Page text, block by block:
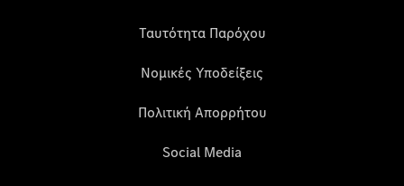
Ταυτότητα Παρόχου
Νομικές Υποδείξεις
Πολιτική Απορρήτου
Social Media